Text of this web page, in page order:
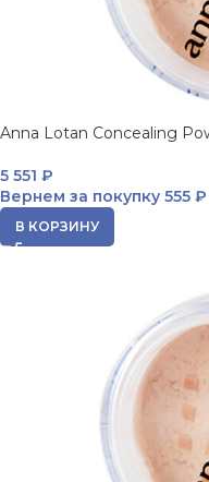
Anna Lotan Concealing
5 551 ₽
Вернем за покупку 555 ₽
В КОРЗИНУ